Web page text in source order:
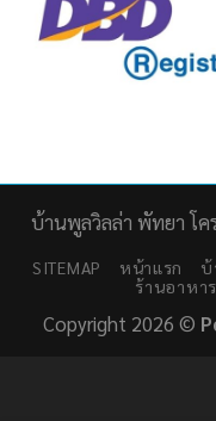
บ้านพูลวิลล่า พัทยา โค
SITEMAP หน้าแรก บ้
ร้านอาหาร
Copyright 2026 ©